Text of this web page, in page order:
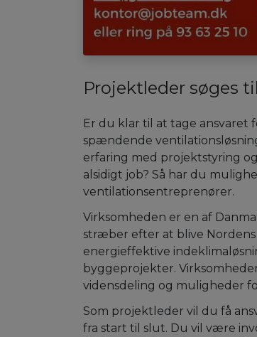
Projektleder søges
Er du klar til at tage ansvaret
spændende
erfaring med projektstyring
alsidigt job? Så har du
ventilationsentreprenører.
Virksomheden er en af
stræber efter at blive
energieffektive
byggeprojekter.
vidensdeling og muligheder
Som projektleder vil du få
fra start til slut. Du vil være